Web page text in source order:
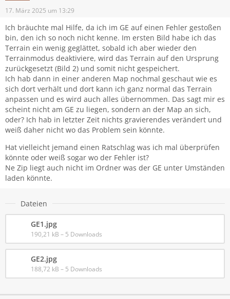
17. März 2025 um 13:29
Ich bräuchte mal Hilfe, da ich im GE auf einen Fehler gestoßen
bin, den ich so noch nicht kenne. Im ersten Bild habe ich das
Terrain ein wenig geglättet, sobald ich aber wieder den
Terrainmodus deaktiviere, wird das Terrain auf den Ursprung
zurückgesetzt (Bild 2) und somit nicht gespeichert.
Ich hab dann in einer anderen Map nochmal geschaut wie es
sich dort verhält und dort kann ich ganz normal das Terrain
anpassen und es wird auch alles übernommen. Das sagt mir es
scheint nicht am GE zu liegen, sondern an der Map an sich,
oder? Ich hab in letzter Zeit nichts gravierendes verändert und
weiß daher nicht wo das Problem sein könnte.
Hat vielleicht jemand einen Ratschlag was ich mal überprüfen
könnte oder weiß sogar wo der Fehler ist?
Ne Zip liegt auch nicht im Ordner was der GE unter Umständen
laden könnte.
Dateien
GE1.jpg
190,21 kB – 5 Downloads
GE2.jpg
188,72 kB – 5 Downloads